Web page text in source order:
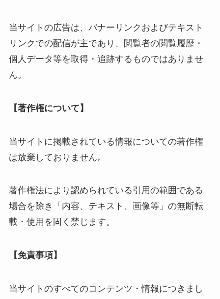
当サイトの広告は、バナーリンクおよびテキスト
リンクでの配信が主であり、閲覧者の閲覧履歴・
個人データ等を取得・追跡するものではありませ
ん。
【著作権について】
当サイトに掲載されている情報についての著作権
は放棄しておりません。
著作権法により認められている引用の範囲である
場合を除き「内容、テキスト、画像等」の無断転
載・使用を固く禁じます。
【免責事項】
当サイトのすべてのコンテンツ・情報につきまし